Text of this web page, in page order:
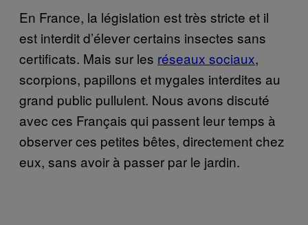
En France, la législation est très stricte et il
est interdit d’élever certains insectes sans
certificats. Mais sur les réseaux sociaux,
scorpions, papillons et mygales interdites au
grand public pullulent. Nous avons discuté
avec ces Français qui passent leur temps à
observer ces petites bêtes, directement chez
eux, sans avoir à passer par le jardin.